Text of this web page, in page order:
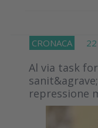
CRONACA 22
Al via task
repressione